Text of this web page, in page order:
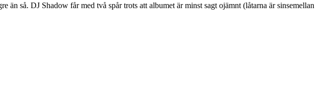
så. DJ Shadow får med två spår trots att albumet är minst sagt ojämnt (låtarna är sinsemellan